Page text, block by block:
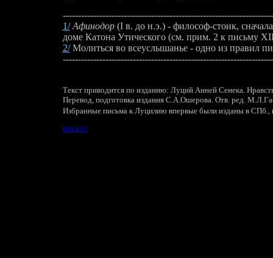
1/ Афинодор(I в. до н.э.) -философ-стоик,
доме Катона Утического (см. прим. 2 к письму
2/ Молиться во всеуслышанье -одно из правил
Текст приводится по изданию: Луций Анней Сенека.
Перевод, подготовка издания С.А.Ошерова. Отв. ред.
Избранные письма к Луцилию впервые были изданы в СПб.,
НАЧАЛО